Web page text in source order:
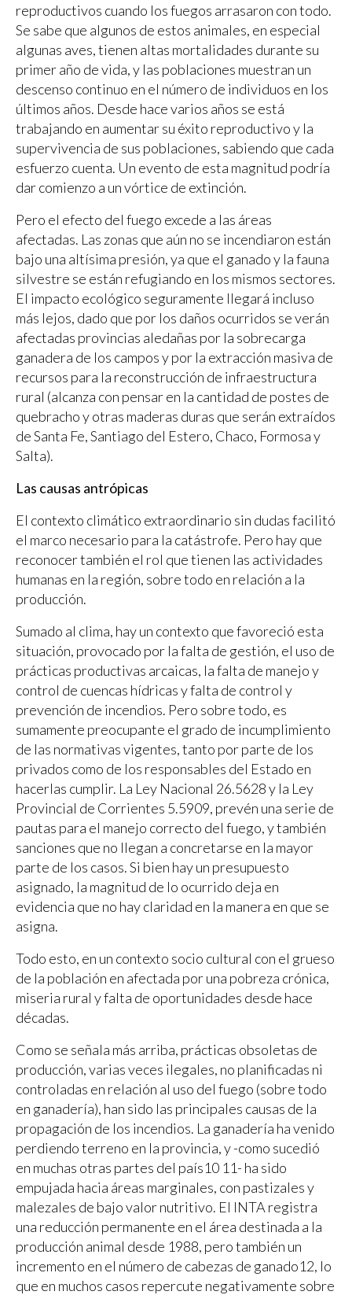
reproductivos cuando los fuegos arrasaron con todo.
Se sabe que algunos de estos animales, en especial
algunas aves, tienen altas mortalidades durante su
primer año de vida, y las poblaciones muestran un
descenso continuo en el número de individuos en los
últimos años. Desde hace varios años se está
trabajando en aumentar su éxito reproductivo y la
supervivencia de sus poblaciones, sabiendo que cada
esfuerzo cuenta. Un evento de esta magnitud podría
dar comienzo a un vórtice de extinción.
Pero el efecto del fuego excede a las áreas
afectadas. Las zonas que aún no se incendiaron están
bajo una altísima presión, ya que el ganado y la fauna
silvestre se están refugiando en los mismos sectores.
El impacto ecológico seguramente llegará incluso
más lejos, dado que por los daños ocurridos se verán
afectadas provincias aledañas por la sobrecarga
ganadera de los campos y por la extracción masiva de
recursos para la reconstrucción de infraestructura
rural (alcanza con pensar en la cantidad de postes de
quebracho y otras maderas duras que serán extraídos
de Santa Fe, Santiago del Estero, Chaco, Formosa y
Salta).
Las causas antrópicas
El contexto climático extraordinario sin dudas facilitó
el marco necesario para la catástrofe. Pero hay que
reconocer también el rol que tienen las actividades
humanas en la región, sobre todo en relación a la
producción.
Sumado al clima, hay un contexto que favoreció esta
situación, provocado por la falta de gestión, el uso de
prácticas productivas arcaicas, la falta de manejo y
control de cuencas hídricas y falta de control y
prevención de incendios. Pero sobre todo, es
sumamente preocupante el grado de incumplimiento
de las normativas vigentes, tanto por parte de los
privados como de los responsables del Estado en
hacerlas cumplir. La Ley Nacional 26.5628 y la Ley
Provincial de Corrientes 5.5909, prevén una serie de
pautas para el manejo correcto del fuego, y también
sanciones que no llegan a concretarse en la mayor
parte de los casos. Si bien hay un presupuesto
asignado, la magnitud de lo ocurrido deja en
evidencia que no hay claridad en la manera en que se
asigna.
Todo esto, en un contexto socio cultural con el grueso
de la población en afectada por una pobreza crónica,
miseria rural y falta de oportunidades desde hace
décadas.
Como se señala más arriba, prácticas obsoletas de
producción, varias veces ilegales, no planificadas ni
controladas en relación al uso del fuego (sobre todo
en ganadería), han sido las principales causas de la
propagación de los incendios. La ganadería ha venido
perdiendo terreno en la provincia, y -como sucedió
en muchas otras partes del país10 11- ha sido
empujada hacia áreas marginales, con pastizales y
malezales de bajo valor nutritivo. El INTA registra
una reducción permanente en el área destinada a la
producción animal desde 1988, pero también un
incremento en el número de cabezas de ganado12, lo
que en muchos casos repercute negativamente sobre